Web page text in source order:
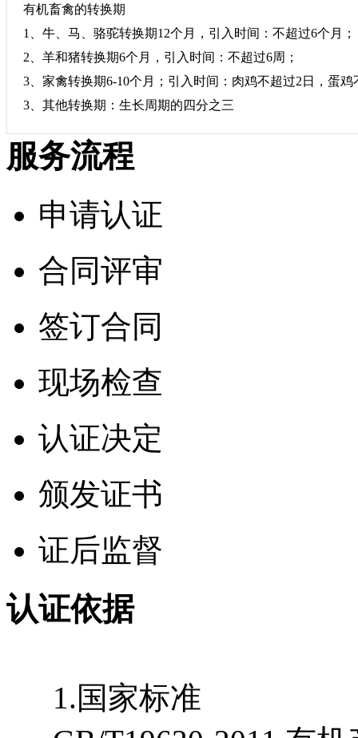
有机畜禽的转换期
1、牛、马、骆驼转换期12个月，引入时间：不超过6个月；
2、羊和猪转换期6个月，引入时间：不超过6周；
3、家禽转换期6-10个月；引入时间：肉鸡不超过2日，蛋鸡
3、其他转换期：生长周期的四分之三
服务流程
申请认证
合同评审
签订合同
现场检查
认证决定
颁发证书
证后监督
认证依据
1.国家标准